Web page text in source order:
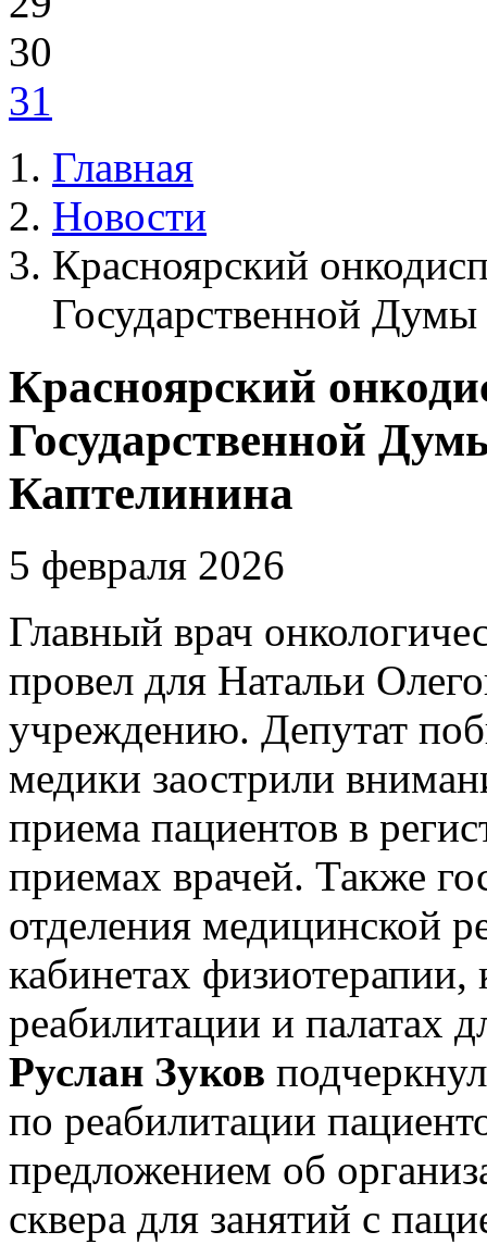
30
31
Главная
Новости
Красноярский
Государственной
Красноярский
Государственной
Каптелинина
5 февраля 2026
Главный врач
провел для Натальи
учреждению. Депутат
медики заострили
приема пациентов в
приемах врачей. Также
отделения медицинской
кабинетах физиотерапии,
реабилитации и палатах
Руслан Зуков
по реабилитации
предложением об
сквера для занятий с